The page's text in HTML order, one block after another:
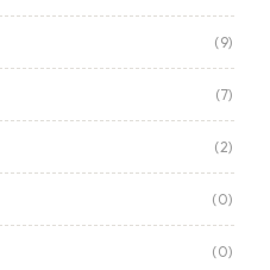
(9)
(7)
(2)
(0)
(0)